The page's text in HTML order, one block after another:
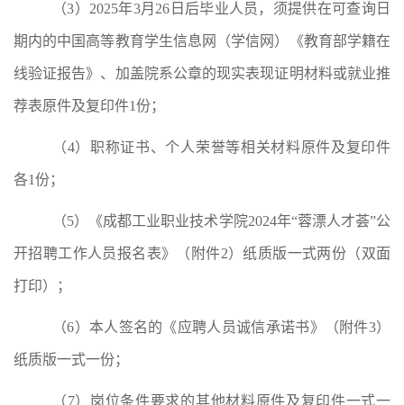
（3） 2025年3月 26 日后毕业人员 ，须提供在可查询日
期内的中国高等教育学生信息网 （学信网 ）《教育部学籍在
线验证报告》、 加盖院系公章的现实表现证明材料或就业推
荐表原件及复印件1份；
（4）职称证书、个人荣誉等相关材料原件及复印件
各1份；
（5） 《成都工业职业技术学院2024年“蓉漂人才荟”公
开招聘工作人员报名表》 （附件2）纸质版一式两份 （双面
打印）；
（6） 本人签名的 《应聘人员诚信承诺书》 （附件3）
纸质版一式一份；
（7） 岗位条件要求的其他材料原件及复印件一式一